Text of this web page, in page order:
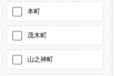
本町
茂木町
山之神町